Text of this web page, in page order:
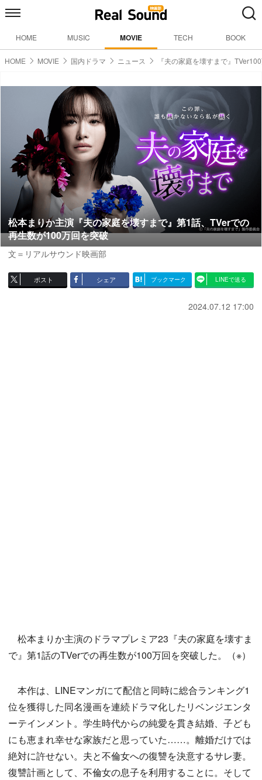
HOME MUSIC MOVIE TECH BOOK
HOME MOVIE 国内ドラマ ニュース 『夫の家庭を壊すまで』
松本まりか主演『夫の家庭を壊すまで』第1話、TVerでの
再生数が100万回を突破
文＝リアルサウンド映画部
ポスト シェア ブックマーク LINEで送る
2024.07.12 17:00
松本まりか主演のドラマプレミア23『夫の家庭を壊すま
で』第1話のTVerでの再生数が100万回を突破した。（※）
本作は、LINEマンガにて配信と同時に総合ランキング1
位を獲得した同名漫画を連続ドラマ化したリベンジエンタ
ーテインメント。学生時代からの純愛を貫き結婚、子ども
にも恵まれ幸せな家族だと思っていた……。離婚だけでは
絶対に許せない。夫と不倫女への復讐を決意するサレ妻。
復讐計画として、不倫女の息子を利用することに。そして